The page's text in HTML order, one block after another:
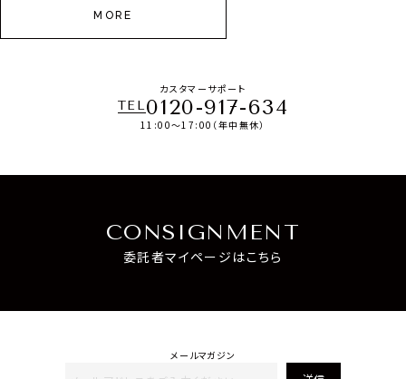
MORE
カスタマーサポート
TEL0120-917-634
11:00～17:00（年中無休）
CONSIGNMENT
委託者マイページはこちら
メールマガジン